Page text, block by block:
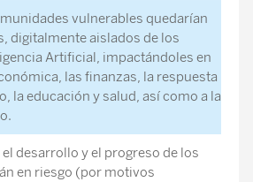
vulnerables quedarían
digitalmente aislados de los
Artificial, impactándoles en
las finanzas, la respuesta
la educación y salud, así como a la
desarrollo y el progreso de los
en riesgo (por motivos